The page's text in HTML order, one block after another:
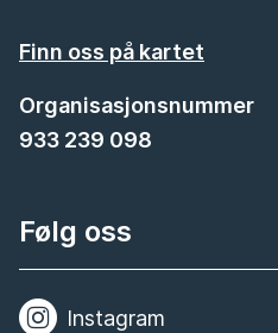
Finn oss på kartet
Organisasjonsnummer
933 239 098
Følg oss
Instagram